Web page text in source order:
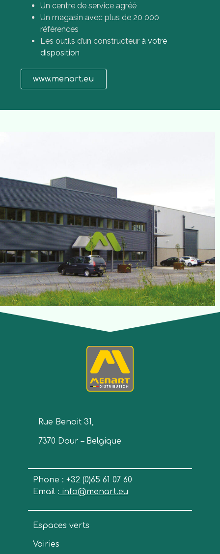
Un centre de service agréé
Un magasin avec plus de 20 000
références
Les outils d’un constructeur à votre
disposition
www.menart.eu
Rue Benoit 31,
7370 Dour – Belgique
Phone : +32 (0)65 61 07 60
Email : info@menart.eu
Espaces verts
Voiries